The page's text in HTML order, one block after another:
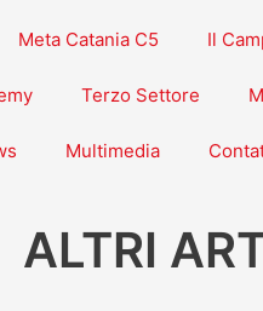
Meta Catania C5 Il
Terzo Settore
Multimedia
ALTRI